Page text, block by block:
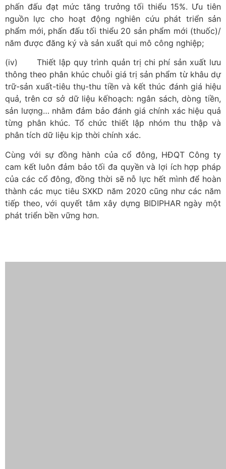
phấn đấu đạt mức tăng trưởng tối thiểu 15%. Ưu tiên
nguồn lực cho hoạt động nghiên cứu phát triển sản
phẩm mới, phấn đấu tối thiểu 20 sản phẩm mới (thuốc)/
năm được đăng ký và sản xuất qui mô công nghiệp;
(iv) Thiết lập quy trình quản trị chi phí sản xuất lưu
thông theo phân khúc chuỗi giá trị sản phẩm từ khâu dự
trữ-sản xuất-tiêu thụ-thu tiền và kết thúc đánh giá hiệu
quả, trên cơ sở dữ liệu kếhoạch: ngân sách, dòng tiền,
sản lượng… nhằm đảm bảo đánh giá chính xác hiệu quả
từng phân khúc. Tổ chức thiết lập nhóm thu thập và
phân tích dữ liệu kịp thời chính xác.
Cùng với sự đồng hành của cổ đông, HĐQT Công ty
cam kết luôn đảm bảo tối đa quyền và lợi ích hợp pháp
của các cổ đông, đồng thời sẽ nỗ lực hết mình để hoàn
thành các mục tiêu SXKD năm 2020 cũng như các năm
tiếp theo, với quyết tâm xây dựng BIDIPHAR ngày một
phát triển bền vững hơn.